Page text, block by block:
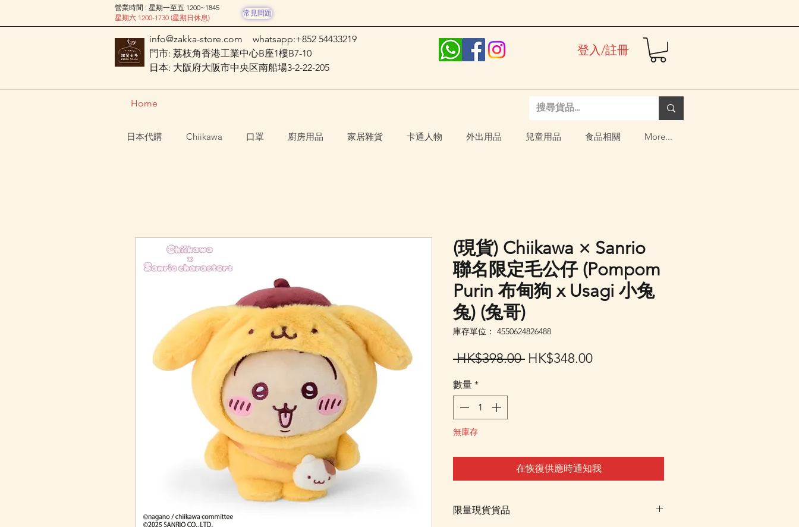
營業時間 : 星期一至五 1200~1845
星期六 1200-1730 (星期日休息)
常見問題
info@zakka-store.com
whatsapp:+852 54433219
門市: 荔枝角香港工業中心B座1樓B7-10
日本: 大阪府大阪市中央区南船場3-2-22-205
登入/註冊
Home
日本代購 Chiikawa 口罩 廚房用品 家居雜貨 卡通人物 外出用品 兒童用品 食品相關 More...
(現貨) Chiikawa × Sanrio
聯名限定毛公仔 (Pompom
Purin 布甸狗 x Usagi 小兔
兔) (兔哥)
庫存單位： 4550624826488
HK$398.00 一
HK$348.00促
數量 *
無庫存
在恢復供應時通知我
限量現貨貨品